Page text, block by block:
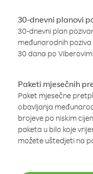
30-dnevni planovi
30-dnevni plan
međunarodnih
30 dana po
Paketi mjesečnih
Paket mjesečne
obavljanja
brojeve po niskim
paketa u bilo koje
možete uštedjeti na